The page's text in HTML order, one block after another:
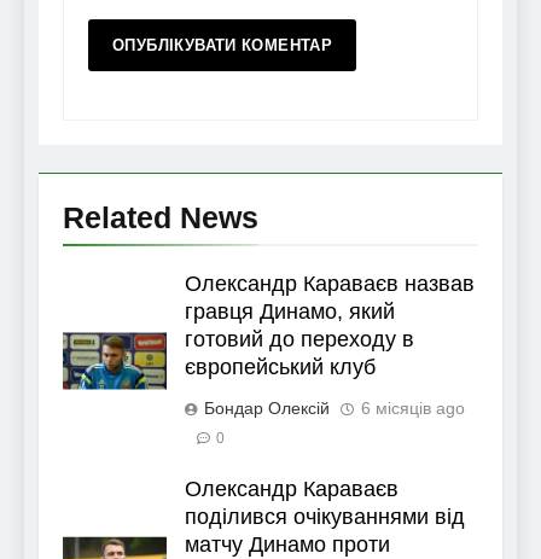
Related News
Олександр Караваєв назвав
гравця Динамо, який
готовий до переходу в
європейський клуб
Бондар Олексій 6 місяців ago
0
Олександр Караваєв
поділився очікуваннями від
матчу Динамо проти